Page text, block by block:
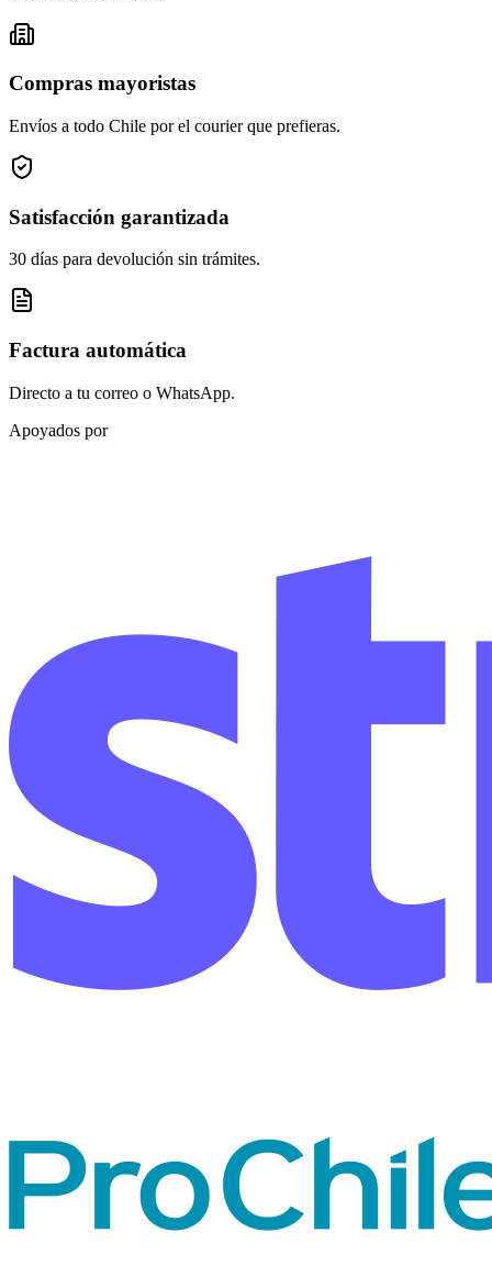
Compras mayoristas
Envíos a todo Chile por el courier que prefieras.
Satisfacción garantizada
30 días para devolución sin trámites.
Factura automática
Directo a tu correo o WhatsApp.
Apoyados por